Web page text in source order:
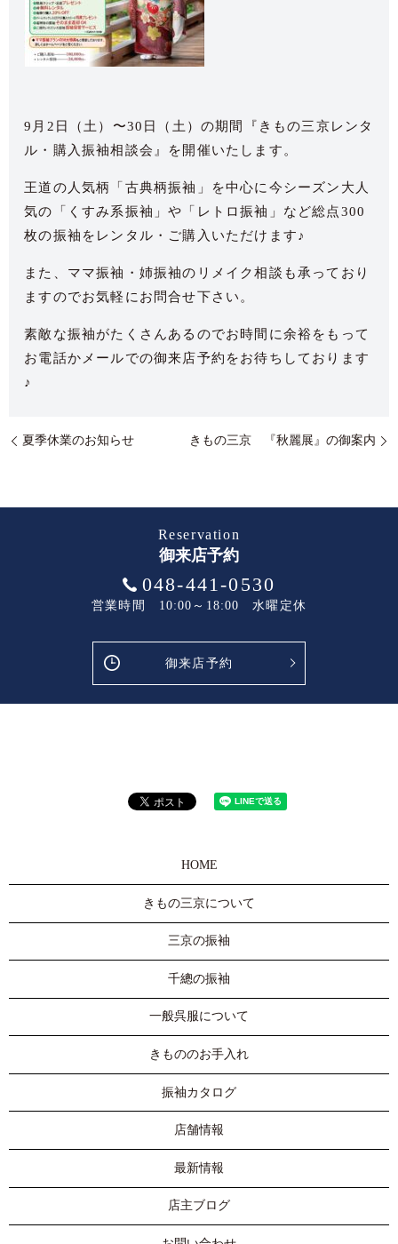
9月2日（土）〜30日（土）の期間『きもの三京レンタ
ル・購入振袖相談会』を開催いたします。
王道の人気柄「古典柄振袖」を中心に今シーズン大人
気の「くすみ系振袖」や「レトロ振袖」など総点300
枚の振袖をレンタル・ご購入いただけます♪
また、ママ振袖・姉振袖のリメイク相談も承っており
ますのでお気軽にお問合せ下さい。
素敵な振袖がたくさんあるのでお時間に余裕をもって
お電話かメールでの御来店予約をお待ちしております
♪
夏季休業のお知らせ きもの三京 『秋麗展』の御案内
Reservation
御来店予約
048-441-0530
営業時間 10:00～18:00 水曜定休
御来店予約
HOME
きもの三京について
三京の振袖
千總の振袖
一般呉服について
きもののお手入れ
振袖カタログ
店舗情報
最新情報
店主ブログ